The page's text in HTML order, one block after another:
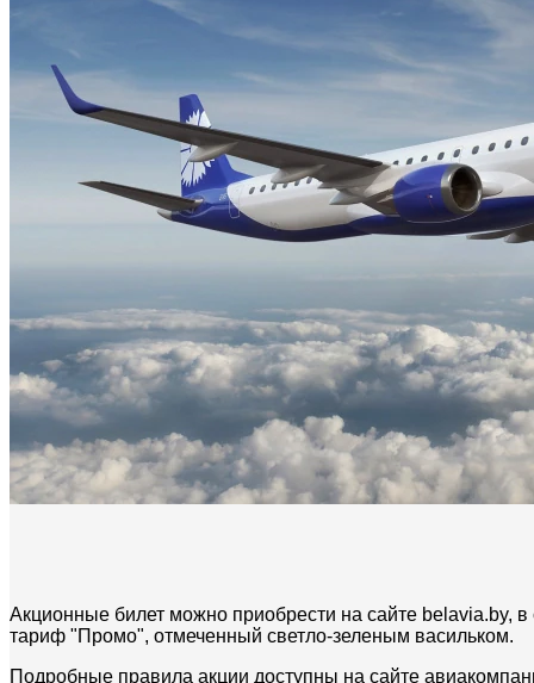
Акционные билет можно приобрести на сайте belavia.by,
тариф "Промо", отмеченный светло-зеленым васильком.
Подробные правила акции доступны на сайте